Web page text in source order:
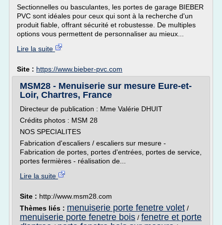
Sectionnelles ou basculantes, les portes de garage BIEBER
PVC sont idéales pour ceux qui sont à la recherche d'un
produit fiable, offrant sécurité et robustesse. De multiples
options vous permettent de personnaliser au mieux...
Lire la suite
Site : https://www.bieber-pvc.com
MSM28 - Menuiserie sur mesure Eure-et-
Loir, Chartres, France
Directeur de publication : Mme Valérie DHUIT
Crédits photos : MSM 28
NOS SPECIALITES
Fabrication d'escaliers / escaliers sur mesure -
Fabrication de portes, portes d'entrées, portes de service,
portes fermières - réalisation de...
Lire la suite
Site : http://www.msm28.com
Thèmes liés : menuiserie porte fenetre volet /
menuiserie porte fenetre bois / fenetre et porte